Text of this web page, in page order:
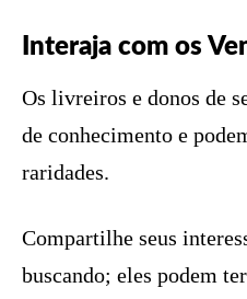
Interaja com os
Os livreiros e donos de
de conhecimento e
raridades.
Compartilhe seus
buscando; eles podem